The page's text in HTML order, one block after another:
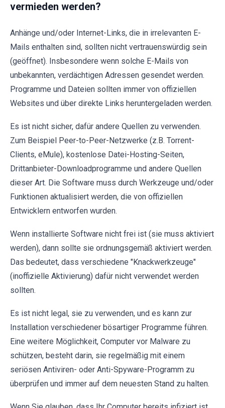
vermieden werden?
Anhänge und/oder Internet-Links, die in irrelevanten E-
Mails enthalten sind, sollten nicht vertrauenswürdig sein
(geöffnet). Insbesondere wenn solche E-Mails von
unbekannten, verdächtigen Adressen gesendet werden.
Programme und Dateien sollten immer von offiziellen
Websites und über direkte Links heruntergeladen werden.
Es ist nicht sicher, dafür andere Quellen zu verwenden.
Zum Beispiel Peer-to-Peer-Netzwerke (z.B. Torrent-
Clients, eMule), kostenlose Datei-Hosting-Seiten,
Drittanbieter-Downloadprogramme und andere Quellen
dieser Art. Die Software muss durch Werkzeuge und/oder
Funktionen aktualisiert werden, die von offiziellen
Entwicklern entworfen wurden.
Wenn installierte Software nicht frei ist (sie muss aktiviert
werden), dann sollte sie ordnungsgemäß aktiviert werden.
Das bedeutet, dass verschiedene "Knackwerkzeuge"
(inoffizielle Aktivierung) dafür nicht verwendet werden
sollten.
Es ist nicht legal, sie zu verwenden, und es kann zur
Installation verschiedener bösartiger Programme führen.
Eine weitere Möglichkeit, Computer vor Malware zu
schützen, besteht darin, sie regelmäßig mit einem
seriösen Antiviren- oder Anti-Spyware-Programm zu
überprüfen und immer auf dem neuesten Stand zu halten.